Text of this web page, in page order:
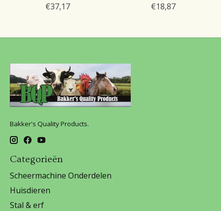
€37,17 €18,87
Bakker's Quality Products.
Categorieën
Scheermachine Onderdelen
Huisdieren
Stal & erf